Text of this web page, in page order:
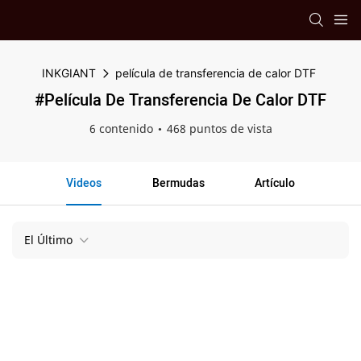
INKGIANT película de transferencia de calor DTF
#película De Transferencia De Calor DTF
6 contenido 468 puntos de vista
Videos Bermudas Artículo
El Último